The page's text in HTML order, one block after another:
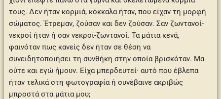
τους. Δεν ήταν κορμιά, κόκκαλα ήταν, που είχαν τη μορφή
σώματος. Έτρεμαν, ζούσαν και δεν ζούσαν. Σαν ζωντανοί-
νεκροί ήταν ή σαν νεκροί-ζωντανοί. Τα μάτια κενά,
φαινόταν πως κανείς δεν ήταν σε θέση να
συνειδητοποιήσει τη συνθήκη στην οποία βρισκόταν. Μα
ούτε και εγώ ήμουν. Είχα μπερδευτεί· αυτό που έβλεπα
ήταν τελικά στη φωτογραφία ή συνέβαινε ακριβώς
μπροστά στα μάτια μου;